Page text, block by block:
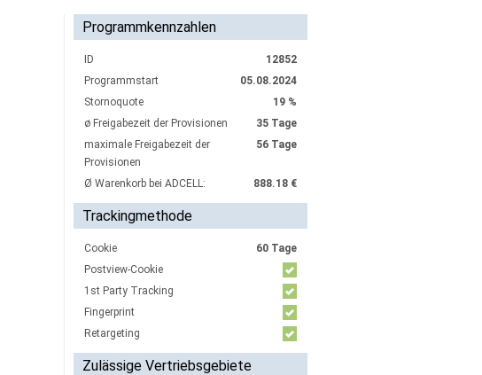
Programmkennzahlen
ID
12852
Programmstart
05.08.2024
Stornoquote
19 %
ø Freigabezeit der Provisionen
35 Tage
maximale Freigabezeit der
Provisionen
56 Tage
Ø Warenkorb bei ADCELL: 888.18 €
Trackingmethode
Cookie
60 Tage
Postview-Cookie
1st Party Tracking
Fingerprint
Retargeting
Zulässige Vertriebsgebiete